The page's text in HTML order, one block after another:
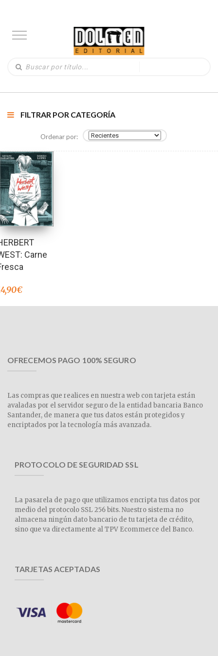
FILTRAR POR CATEGORÍA
Ordenar por:
Carne
€
OFRECEMOS PAGO 100% SEGURO
Las compras que realices en nuestra web con tarjeta están
avaladas por el servidor seguro de la entidad bancaria Banco
Santander, de manera que tus datos están protegidos y
encriptados por la tecnología más avanzada.
PROTOCOLO DE SEGURIDAD SSL
La pasarela de pago que utilizamos encripta tus datos por
medio del protocolo SSL 256 bits. Nuestro sistema no
almacena ningún dato bancario de tu tarjeta de crédito,
sino que va directamente al TPV Ecommerce del Banco.
TARJETAS ACEPTADAS